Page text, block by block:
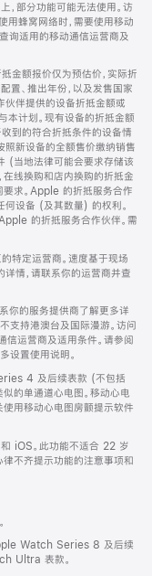
部分功能可能无法使用。访
用蜂窝网络时，需要使用移动
查询适用的移动通信运营商及
金额报价仅为预估价，实际折
置、推出年份，以及发售国家
伙伴提供的设备折抵金额或
计划。现有设备的折抵金额
到的符合折抵条件的设备情
照新设备的全额售价缴纳销售
(当地法律可能会要求存储该
线换购和店内换购的折抵金
求。Apple 的折抵服务合作
何设备 (及其数量) 的权利。
的折抵服务合作伙伴。需
特定运营商。速度基于现场
情，请联系你的运营商并查
你的服务提供商了解更多详
支持港澳台及国际漫游。访问
信运营商及适用条件。请参阅
设置使用说明。
4 及后续表款 (不包括
的单通道心电图。移动心电
用移动心电图房颤提示软件
iOS。此功能不适合 22 岁
律不齐提示功能的注意事项和
Watch Series 8 及后续
Ultra 表款。